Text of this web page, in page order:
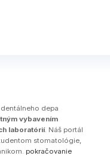
depa
vybavením
laboratórií. Náš portál
stomatológie,
pokračovanie